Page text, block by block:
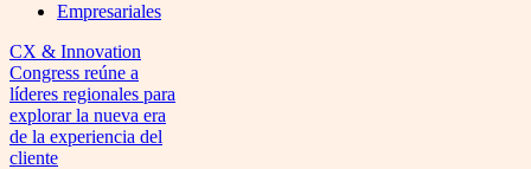
Empresariales
CX & Innovation
Congress reúne a
líderes regionales para
explorar la nueva era
de la experiencia del
cliente